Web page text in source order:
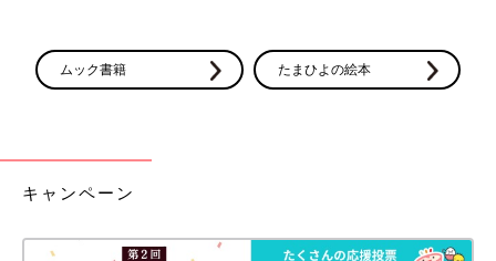
ムック書籍 たまひよの絵本
キャンペーン